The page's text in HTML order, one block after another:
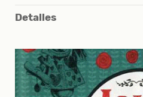
Detalles